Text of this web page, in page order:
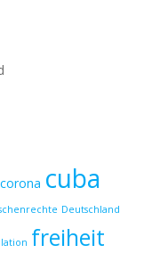
corona cuba
Deutschland
freiheit